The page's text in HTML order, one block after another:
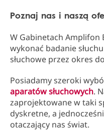
Poznaj nas i naszą
W Gabinetach Amplifon
wykonać badanie
słuchowe przez okres
Posiadamy szeroki
aparatów słuchowych.
zaprojektowane w taki
dyskretne, a
otaczający nas świat.